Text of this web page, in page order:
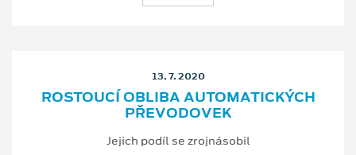
13. 7. 2020
ROSTOUCÍ OBLIBA AUTOMATICKÝCH
PŘEVODOVEK
Jejich podíl se zrojnásobil